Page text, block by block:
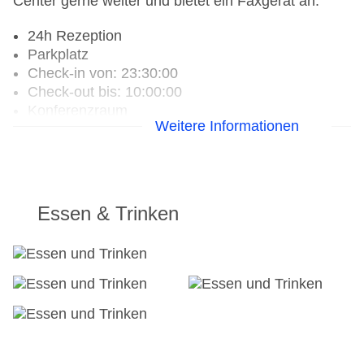
24h Rezeption
Parkplatz
Check-in von: 23:30:00
Check-out bis: 10:00:00
Konferenzraum
Minimarkt
Sonnenterrasse
Liegen am Pool, Wasserrutsche
Landeskategorie: 3 Sterne
Weitere Informationen
Essen & Trinken